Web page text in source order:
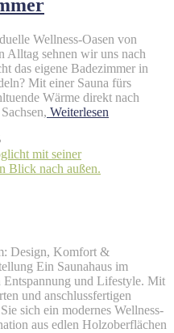
Wellness-Oasen von
sehnen wir uns nach
das eigene Badezimmer in
Mit einer Sauna fürs
Wärme direkt nach
Weiterlesen
Design, Komfort &
Ein Saunahaus im
und Lifestyle. Mit
und anschlussfertigen
sich ein modernes Wellness-
aus edlen Holzoberflächen